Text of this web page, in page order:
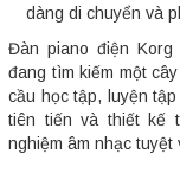
dàng di chuyển và
Đàn piano điện
đang tìm kiếm một
cầu học tập, luyện
tiên tiến và thiết kế
nghiệm âm nhạc